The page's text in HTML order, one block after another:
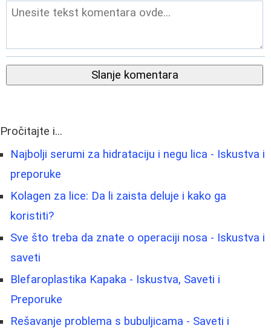
Slanje komentara
Pročitajte i...
Najbolji serumi za hidrataciju i negu lica - Iskustva i
preporuke
Kolagen za lice: Da li zaista deluje i kako ga
koristiti?
Sve što treba da znate o operaciji nosa - Iskustva i
saveti
Blefaroplastika Kapaka - Iskustva, Saveti i
Preporuke
Rešavanje problema s bubuljicama - Saveti i